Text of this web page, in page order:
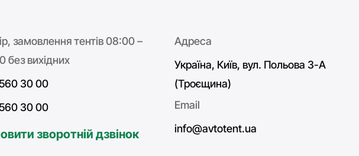
замовлення тентів 08:00 –
без вихідних
30 00
30 00
зворотній дзвінок
Адреса
Україна, Київ, вул. Польова 3-А
(Троєщина)
Email
info@avtotent.ua